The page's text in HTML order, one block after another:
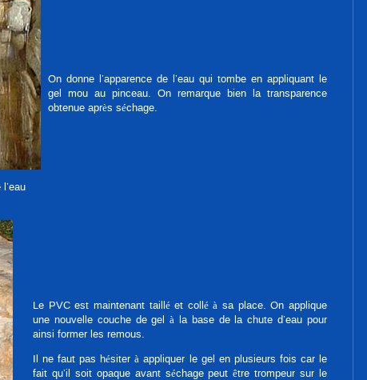
On donne l’apparence de l’eau qui tombe en appliquant le
gel mou au pinceau. On remarque bien la transparence
obtenue après séchage.
Le PVC est maintenant taillé et collé à sa place. On applique
une nouvelle couche de gel à la base de la chute d’eau pour
ainsi former les remous.
Il ne faut pas hésiter à appliquer le gel en plusieurs fois car le
fait qu’il soit opaque avant séchage peut être trompeur sur le